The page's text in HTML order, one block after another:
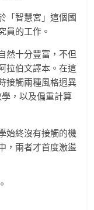
「智慧宮」這個國
員的工作。
然十分豐富，不但
拉伯文譯本。在這
接觸兩種風格迥異
，以及偏重計算
始終沒有接觸的機
，兩者才首度激盪